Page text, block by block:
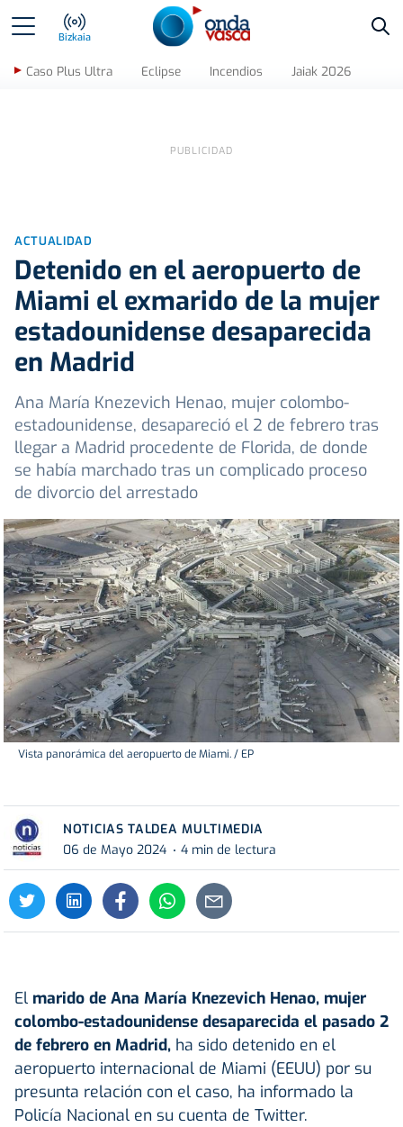
Bizkaia
Caso Plus Ultra Eclipse Incendios Jaiak 2026
ACTUALIDAD
Detenido en el aeropuerto de
Miami el exmarido de la mujer
estadounidense desaparecida
en Madrid
Ana María Knezevich Henao, mujer colombo-
estadounidense, desapareció el 2 de febrero tras
llegar a Madrid procedente de Florida, de donde
se había marchado tras un complicado proceso
de divorcio del arrestado
Vista panorámica del aeropuerto de Miami. / EP
NOTICIAS TALDEA MULTIMEDIA
06 de Mayo 2024
4 min de lectura
El marido de Ana María Knezevich Henao, mujer
colombo-estadounidense desaparecida el pasado 2
de febrero en Madrid, ha sido detenido en el
aeropuerto internacional de Miami (EEUU) por su
presunta relación con el caso, ha informado la
Policía Nacional en su cuenta de Twitter.